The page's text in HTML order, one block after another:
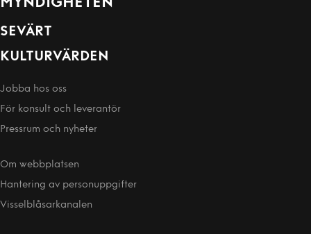
MYNDIGHETEN
SEVÄRT
KULTURVÄRDEN
Jobba hos oss
För konsult och leverantör
Pressrum och nyheter
Om webbplatsen
Hantering av person­uppgifter
Visselblåsarkanalen